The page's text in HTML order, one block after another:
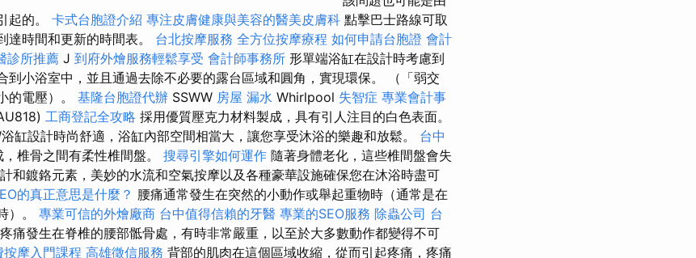
起的。 卡式台胞證介紹 專注皮膚健康與美容的醫美皮膚科 點擊巴士路線可取
達時間和更新的時間表。 台北按摩服務 全方位按摩療程 如何申請台胞證 會計
診所推薦 J 到府外燴服務輕鬆享受 會計師事務所 形單端浴缸在設計時考慮到
到小浴室中，並且通過去除不必要的露台區域和圓角，實現環保。 （「弱交
的電壓）。 基隆台胞證代辦 SSWW 房屋 漏水 Whirlpool 失智症 專業會計事
工商登記全攻略 採用優質壓克力材料製成，具有引人注目的白色表面。
缸設計時尚舒適，浴缸內部空間相當大，讓您享受沐浴的樂趣和放鬆。 台中
椎骨之間有柔性椎間盤。 搜尋引擎如何運作 隨著身體老化，這些椎間盤會失
和鍍鉻元素，美妙的水流和空氣按摩以及各種豪華設施確保您在沐浴時盡可
的真正意思是什麼？ 腰痛通常發生在突然的小動作或舉起重物時（通常是在
）。 專業可信的外燴廠商 台中值得信賴的牙醫 專業的SEO服務 除蟲公司 台
痛發生在脊椎的腰部骶骨處，有時非常嚴重，以至於大多數動作都變得不可
按摩入門課程 高雄徵信服務 背部的肌肉在這個區域收縮，從而引起疼痛，疼痛